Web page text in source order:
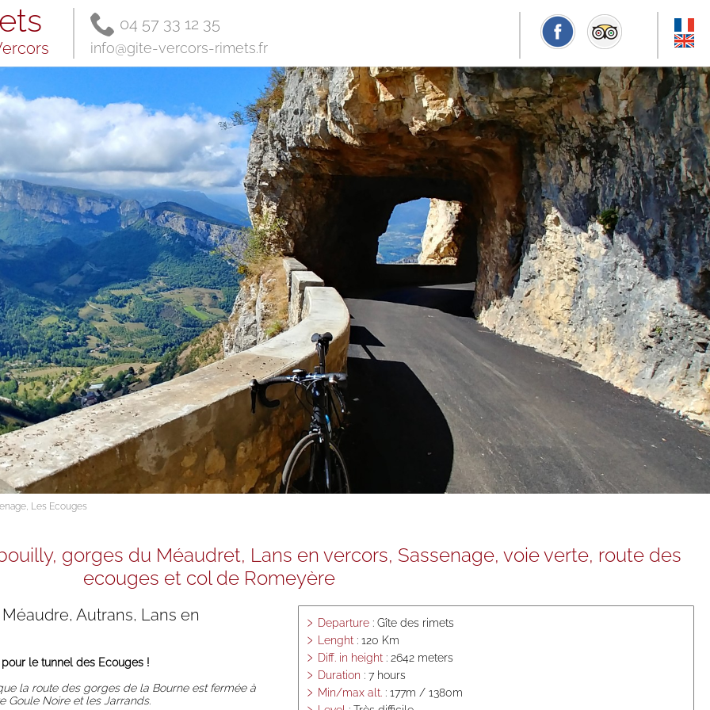
04 57 33 12 35
info@gite-vercors-rimets.fr
/
Contact,
en commun
Map and
road access
Partners
Gestion
éco-
responsable
Légales,
conditions
d'annulation
Hike
Bicycle
touring
Mountain
Bike
Climbing,
Via Corda,
Canyon,
Speleology
Baignade,
Canoë,Les Ecouges
gorges du Méaudret, Lans en vercors, Sassenage, voie verte, route des
ecouges et col de Romeyère
Autrans, Lans en
le tunnel des Ecouges !
la route des gorges de la Bourne est fermée à
Goule Noire et les Jarrands.
Departure : Gîte des rimets
Lenght : 120 Km
Diff. in height : 2642 meters
Duration : 7 hours
Min/max alt. : 177m / 1380m